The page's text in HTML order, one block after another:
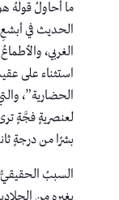
ما أحاولُ قولَهُ
الحديث في أبشعِ
الغربي،
استثناء على
الحضارية”،
لعنصريةٍ فجَّةٍ
بشرًا من درجةٍ
السببُ الحقيقيُّ
بغيرِهِ من